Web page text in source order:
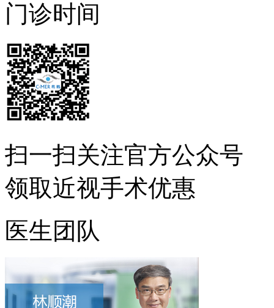
门诊时间
扫一扫关注官方公众号
领取近视手术优惠
医生团队